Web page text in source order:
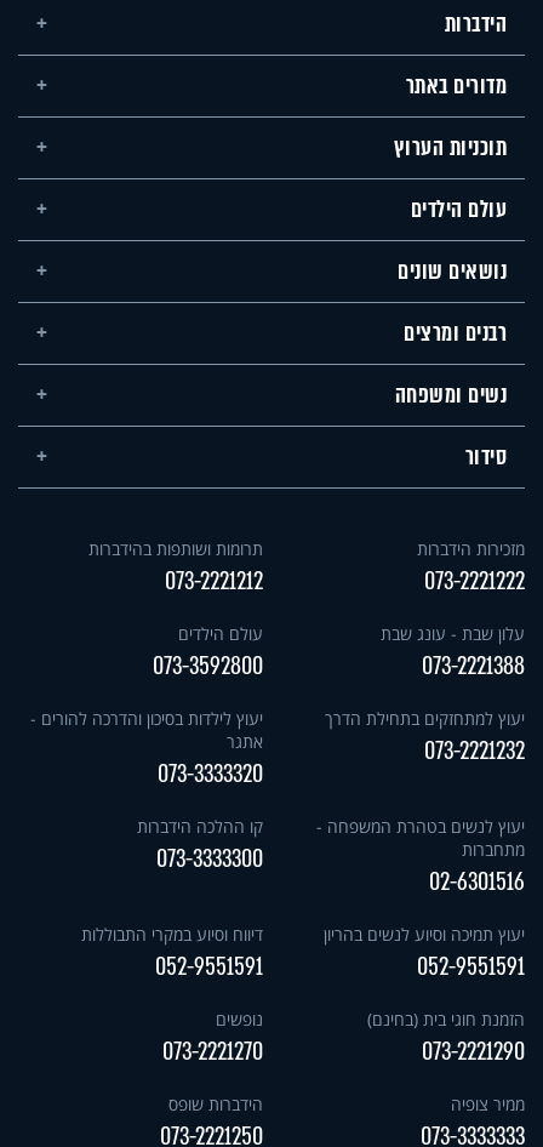
הידברות
מדורים באתר
תוכניות הערוץ
עולם הילדים
נושאים שונים
רבנים ומרצים
נשים ומשפחה
סידור
מזכירות הידברות
073-2221222
תרומות ושותפות בהידברות
073-2221212
עלון שבת - עונג שבת
073-2221388
עולם הילדים
073-3592800
יעוץ למתחזקים בתחילת הדרך
073-2221232
יעוץ לילדות בסיכון והדרכה להורים -
אתגר
073-3333320
יעוץ לנשים בטהרת המשפחה -
מתחברות
02-6301516
קו ההלכה הידברות
073-3333300
יעוץ תמיכה וסיוע לנשים בהריון
052-9551591
דיווח וסיוע במקרי התבוללות
052-9551591
הזמנת חוגי בית (בחינם)
073-2221290
נופשים
073-2221270
ממיר צופיה
073-3333333
הידברות שופס
073-2221250